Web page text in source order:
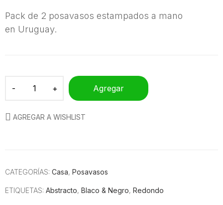
Pack de 2 posavasos estampados a mano
en Uruguay.
Agregar
AGREGAR A WISHLIST
CATEGORÍAS: Casa, Posavasos
ETIQUETAS: Abstracto, Blaco & Negro, Redondo